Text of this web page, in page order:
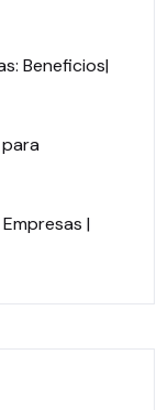
Beneficios|
|